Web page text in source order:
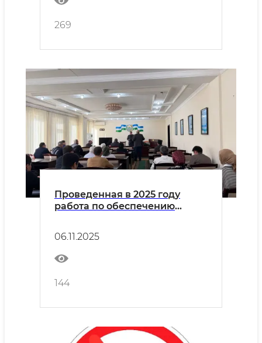
269
Проведенная в 2025 году
работа по обеспечению
рисков
06.11.2025
144